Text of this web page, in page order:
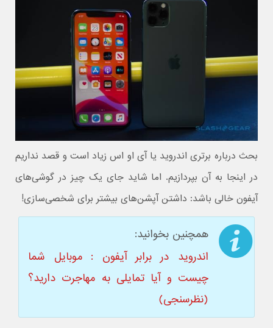
بحث درباره برتری اندروید یا آی او اس زیاد است و قصد نداریم
در اینجا به آن بپردازیم. اما شاید جای یک چیز در گوشی‌های
آیفون خالی باشد: داشتن آپشن‌های بیشتر برای شخصی‌سازی!
همچنین بخوانید:
اندروید در برابر آیفون : موبایل شما
چیست و آیا تمایلی به مهاجرت دارید؟
(نظرسنجی)